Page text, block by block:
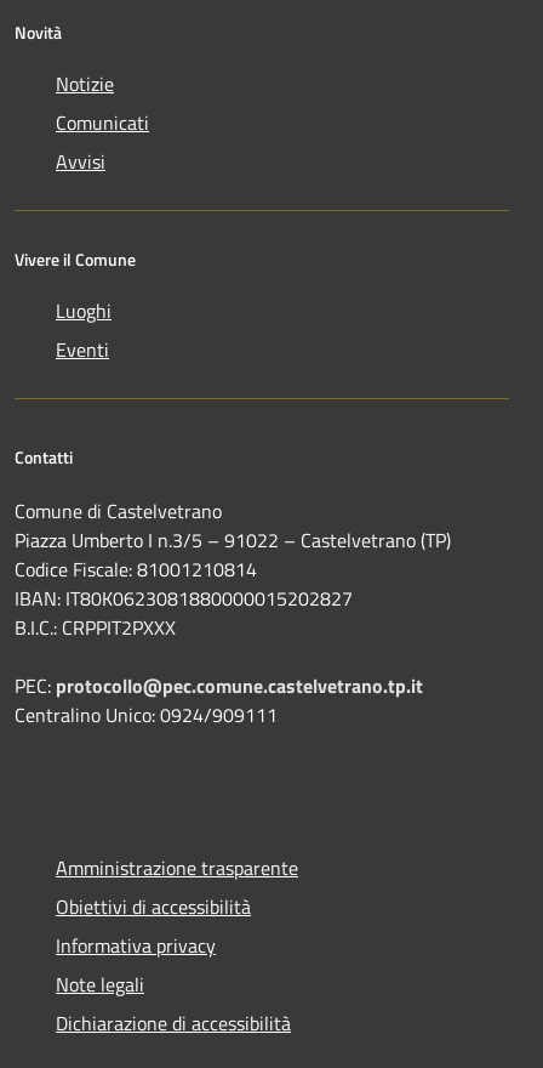
Novità
Notizie
Comunicati
Avvisi
Vivere il Comune
Luoghi
Eventi
Contatti
Comune di Castelvetrano
Piazza Umberto I n.3/5 – 91022 – Castelvetrano (TP)
Codice Fiscale: 81001210814
IBAN: IT80K0623081880000015202827
B.I.C.: CRPPIT2PXXX
PEC: protocollo@pec.comune.castelvetrano.tp.it
Centralino Unico: 0924/909111
Amministrazione trasparente
Obiettivi di accessibilità
Informativa privacy
Note legali
Dichiarazione di accessibilità